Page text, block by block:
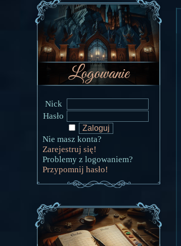
Nick
Hasło
Nie masz konta?
Zarejestruj się!
Problemy z logowaniem?
Przypomnij hasło!